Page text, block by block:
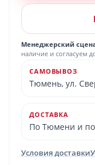
Менеджерский
наличие и согласуем
САМОВЫВОЗ
Тюмень, ул.
ДОСТАВКА
По Тюмени и по
Условия доставки